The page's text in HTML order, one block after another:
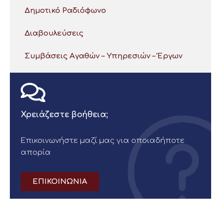
Δημοτικό Ραδιόφωνο
Διαβουλεύσεις
Συμβάσεις Αγαθών – Υπηρεσιών – Έργων
Χρειάζεστε βοήθεια;
Επικοινωνήστε μαζί μας για οποιαδήποτε
απορία
ΕΠΙΚΟΙΝΩΝΙΑ